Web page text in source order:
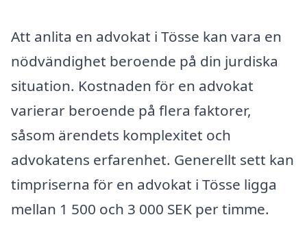
Att anlita en advokat i Tösse kan vara en
nödvändighet beroende på din jurdiska
situation. Kostnaden för en advokat
varierar beroende på flera faktorer,
såsom ärendets komplexitet och
advokatens erfarenhet. Generellt sett kan
timpriserna för en advokat i Tösse ligga
mellan 1 500 och 3 000 SEK per timme.